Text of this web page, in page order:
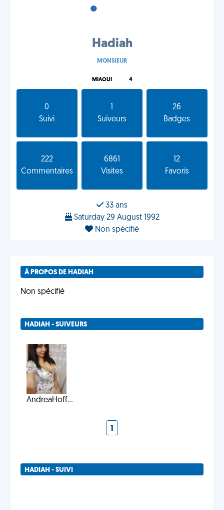
•
Hadiah
MONSIEUR
MIAOU! 4
0
Suivi
Suiveurs
26
Badges
222
Commentaires
6861
Visites
12
Favoris
33 ans
Saturday 29 August 1992
Non spécifié
À PROPOS DE HADIAH
Non spécifié
HADIAH - SUIVEURS
AndreaHoff...
1
HADIAH - SUIVI